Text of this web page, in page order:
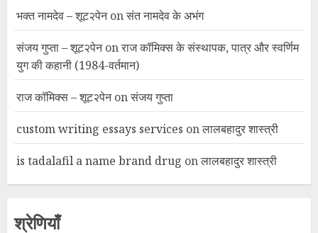
भक्त नामदेव – शूट२पेनonसंत नामदेव के अभंग
संजय गुप्ता – शूट२पेनonराज कॉमिक्स के संस्थापक, पात्र और स्वर्णिम
युग की कहानी (1984-वर्तमान)
राज कॉमिक्स – शूट२पेनonसंजय गुप्ता
custom writing essays services onलालबहादुर शास्त्री
is tadalafil a name brand drug onलालबहादुर शास्त्री
श्रेणियाँ